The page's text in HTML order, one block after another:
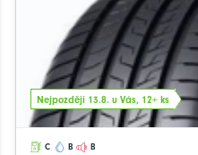
Nejpozději 13.8. u Vás, 12+ ks
C B B